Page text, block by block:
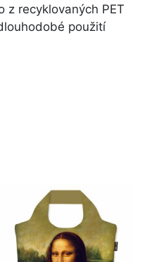
z recyklovaných PET
použití